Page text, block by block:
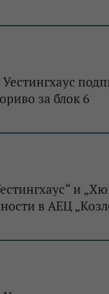
за блок 6
и
в АЕЦ